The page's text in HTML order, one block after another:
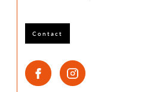
Contact